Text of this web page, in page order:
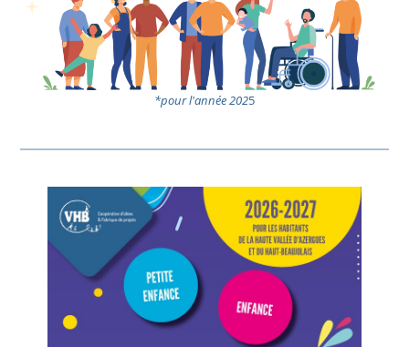
*pour l'année 2025